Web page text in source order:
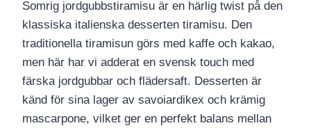
Somrig jordgubbstiramisu är en härlig twist på den
klassiska italienska desserten tiramisu. Den
traditionella tiramisun görs med kaffe och kakao,
men här har vi adderat en svensk touch med
färska jordgubbar och flädersaft. Desserten är
känd för sina lager av savoiardikex och krämig
mascarpone, vilket ger en perfekt balans mellan